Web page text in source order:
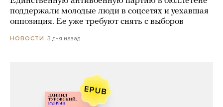
поддержали молодые люди в соцсетях и уехавшая
оппозиция. Ее уже требуют снять с выборов
НОВОСТИ 3 дня назад